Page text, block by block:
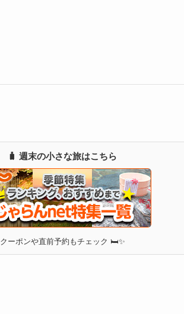
🧳 週末の小さな旅はこちら
クーポンや直前予約もチェック 🛏✨